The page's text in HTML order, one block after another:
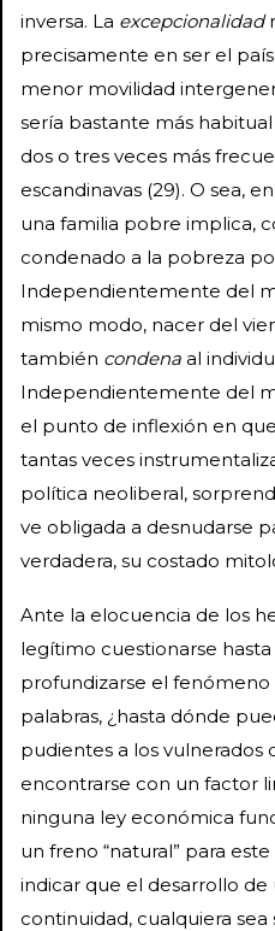
inversa. La excepcionalidad
precisamente en ser el
menor movilidad
sería bastante más
dos o tres veces más
escandinavas (29). O sea,
una familia pobre implica,
condenado a la pobreza
Independientemente del
mismo modo, nacer del
también condena al
Independientemente del
el punto de inflexión en
tantas veces
política neoliberal,
ve obligada a desnudarse
verdadera, su costado
Ante la elocuencia de los
legítimo cuestionarse
profundizarse el fenómeno
palabras, ¿hasta dónde
pudientes a los vulnerados
encontrarse con un factor
ninguna ley económica
un freno “natural” para
indicar que el desarrollo
continuidad, cualquiera sea